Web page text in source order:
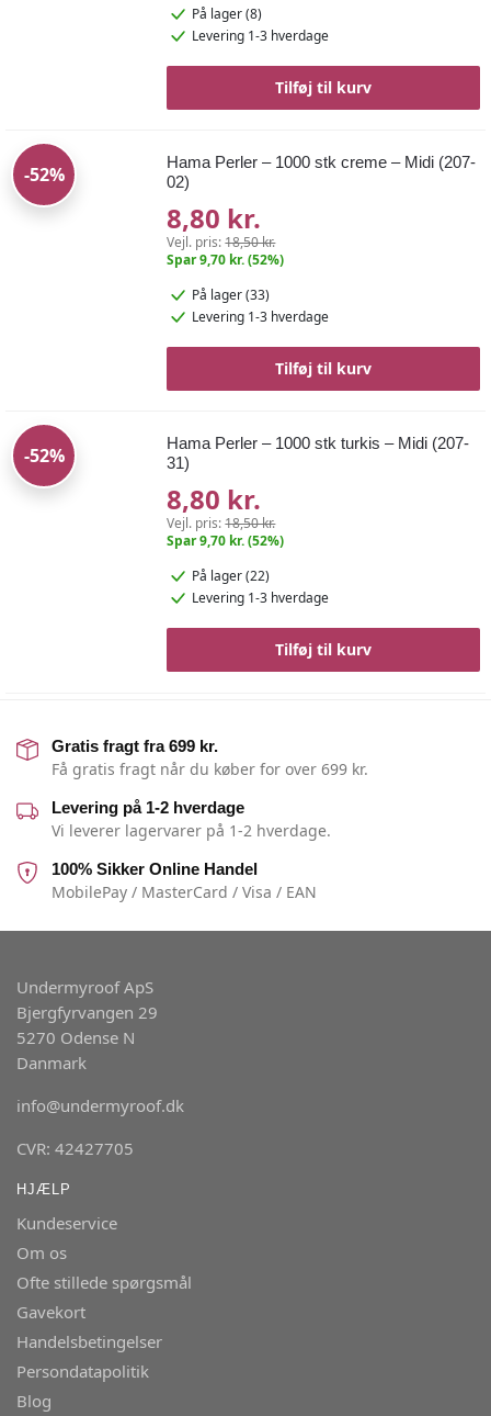
På lager (8)
Levering 1-3 hverdage
Tilføj til kurv
-52%
Hama Perler – 1000 stk creme – Midi (207-
02)
8,80 kr.
Vejl. pris:18,50 kr.
Spar 9,70 kr. (52%)
På lager (33)
Levering 1-3 hverdage
Tilføj til kurv
-52%
Hama Perler – 1000 stk turkis – Midi (207-
31)
8,80 kr.
Vejl. pris:18,50 kr.
Spar 9,70 kr. (52%)
På lager (22)
Levering 1-3 hverdage
Tilføj til kurv
Gratis fragt fra 699 kr.
Få gratis fragt når du køber for over 699 kr.
Levering på 1-2 hverdage
Vi leverer lagervarer på 1-2 hverdage.
100% Sikker Online Handel
MobilePay / MasterCard / Visa / EAN
Undermyroof ApS
Bjergfyrvangen 29
5270 Odense N
Danmark
info@undermyroof.dk
CVR: 42427705
HJÆLP
Kundeservice
Om os
Ofte stillede spørgsmål
Gavekort
Handelsbetingelser
Persondatapolitik
Blog